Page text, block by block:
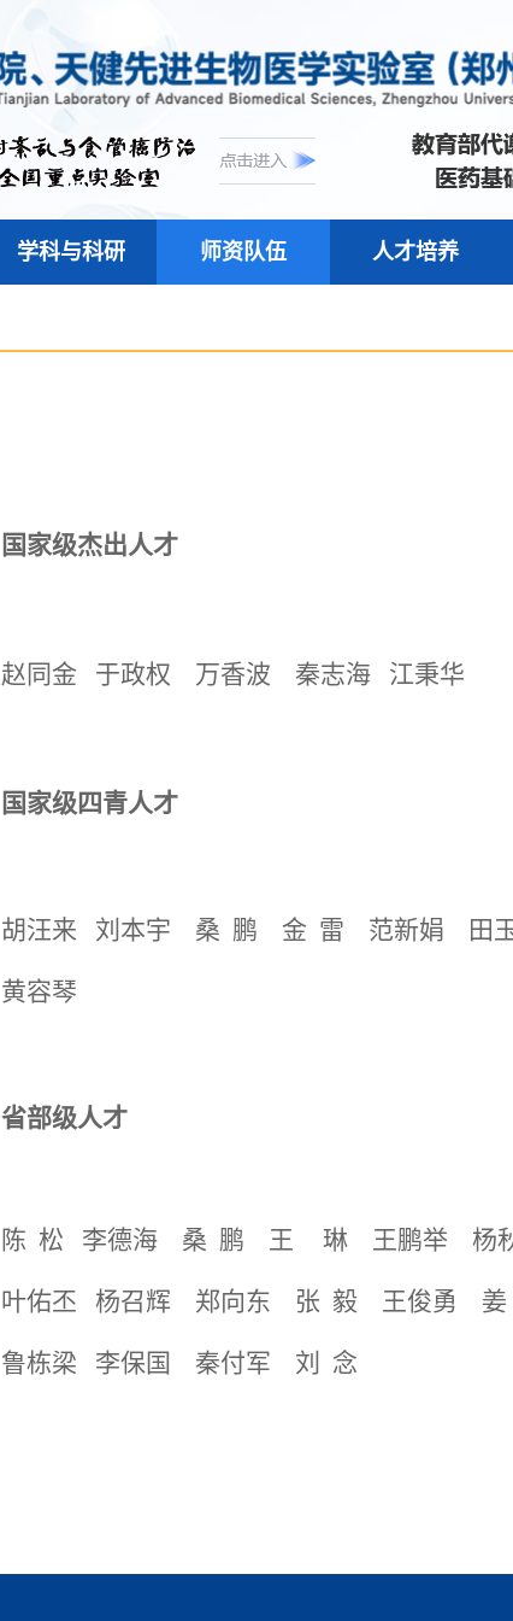
学科与科研 师资队伍 人才培养
国家级杰出人才
赵同金 于政权 万香波 秦志海 江秉华
国家级四青人才
胡汪来 刘本宇 桑 鹏 金 雷 范新娟 田
黄容琴
省部级人才
陈 松 李德海 桑 鹏 王 琳王鹏举 杨
叶佑丕 杨召辉 郑向东 张 毅 王俊勇 姜
鲁栋梁 李保国 秦付军 刘 念